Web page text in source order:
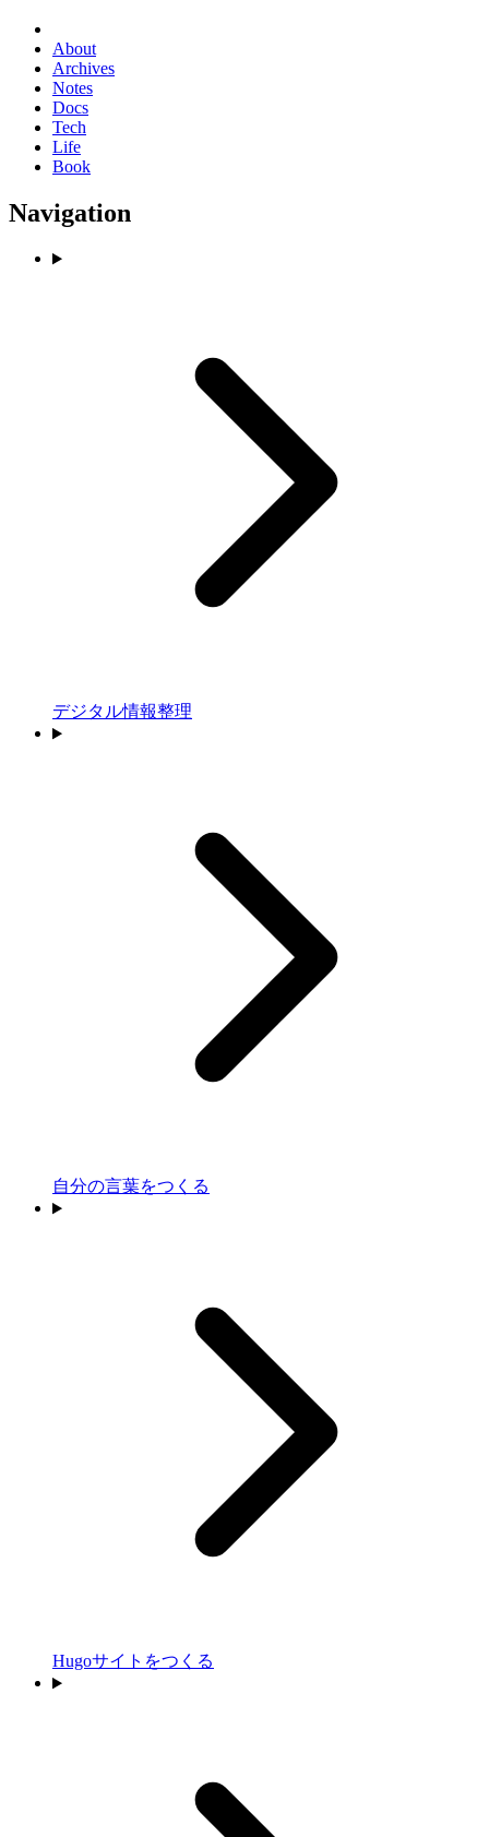
About
Archives
Notes
Docs
Tech
Life
Book
Navigation
デジタル情報整理
自分の言葉をつくる
Hugoサイトをつくる